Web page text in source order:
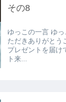
その8
ゆっこの一言 ゆ
ただきありがとう
プレゼントを届け
ト来...